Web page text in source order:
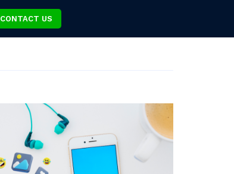
CONTACT US